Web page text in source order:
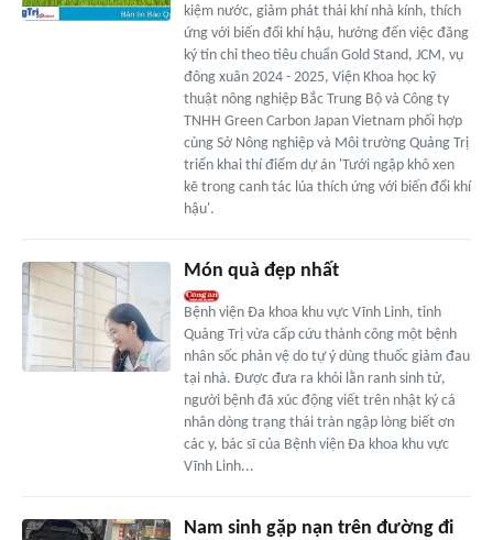
kiệm nước, giảm phát thải khí nhà kính, thích
ứng với biến đổi khí hậu, hướng đến việc đăng
ký tín chỉ theo tiêu chuẩn Gold Stand, JCM, vụ
đông xuân 2024 - 2025, Viện Khoa học kỹ
thuật nông nghiệp Bắc Trung Bộ và Công ty
TNHH Green Carbon Japan Vietnam phối hợp
cùng Sở Nông nghiệp và Môi trường Quảng Trị
triển khai thí điểm dự án 'Tưới ngập khô xen
kẽ trong canh tác lúa thích ứng với biến đổi khí
hậu'.
Món quà đẹp nhất
Bệnh viện Đa khoa khu vực Vĩnh Linh, tỉnh
Quảng Trị vừa cấp cứu thành công một bệnh
nhân sốc phản vệ do tự ý dùng thuốc giảm đau
tại nhà. Được đưa ra khỏi lằn ranh sinh tử,
người bệnh đã xúc động viết trên nhật ký cá
nhân dòng trạng thái tràn ngập lòng biết ơn
các y, bác sĩ của Bệnh viện Đa khoa khu vực
Vĩnh Linh...
Nam sinh gặp nạn trên đường đi